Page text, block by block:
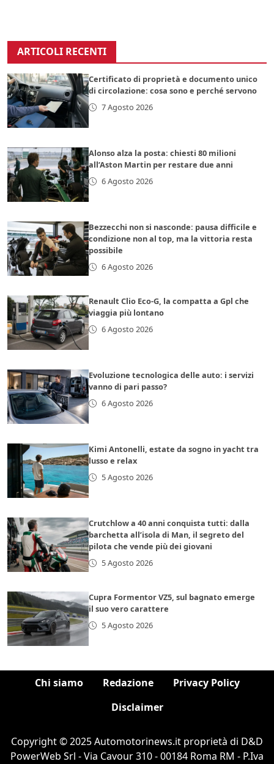
ARTICOLI RECENTI
Certificato di proprietà e documento unico
di circolazione: cosa sono e perché servono
7 Agosto 2026
Alonso alza la posta: chiesti 80 milioni
all’Aston Martin per restare due anni
6 Agosto 2026
Bezzecchi non si nasconde: pausa difficile e
condizione non al top, ma la vittoria resta
possibile
6 Agosto 2026
Renault Clio Eco-G, la compatta a Gpl che
viaggia più lontano
6 Agosto 2026
Evoluzione tecnologica delle auto: i servizi
vanno di pari passo?
6 Agosto 2026
Kimi Antonelli, estate da sogno in yacht tra
lusso e relax
5 Agosto 2026
Crutchlow a 40 anni conquista tutti: dalla
barchetta all’isola di Man, il segreto del
pilota che vende più dei giovani
5 Agosto 2026
Cupra Formentor VZ5, sul bagnato emerge
il suo vero carattere
5 Agosto 2026
Chi siamo Redazione
Privacy Policy
Disclaimer
Copyright © 2025 Automotorinews.it proprietà di D&D
PowerWeb Srl - Via Cavour 310 - 00184 Roma RM - P.Iva